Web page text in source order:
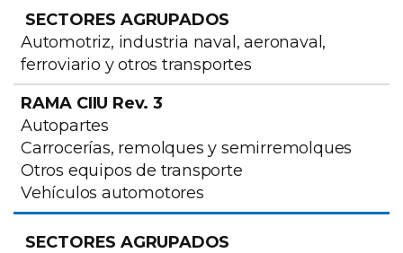
Automotriz, industria naval, aeronaval,
ferroviario y otros transportes
Autopartes
Carrocerías, remolques y semirremolques
Otros equipos de transporte
Vehículos automotores